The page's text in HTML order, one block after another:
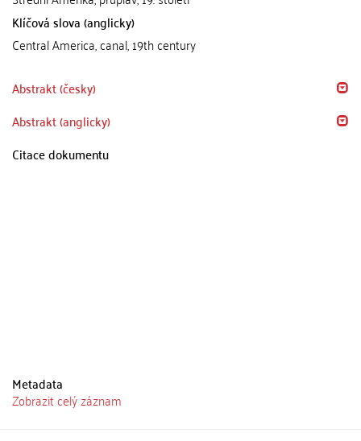
Klíčová slova (anglicky)
Central America, canal, 19th century
Abstrakt (česky)
Abstrakt (anglicky)
Citace dokumentu
Metadata
Zobrazit celý záznam